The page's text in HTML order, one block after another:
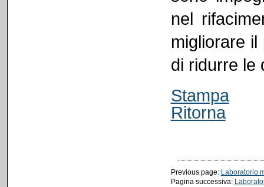
nel
migliorare
di ridurre le
Stampa
Ritorna
Previous page: Laboratorio
Pagina successiva: